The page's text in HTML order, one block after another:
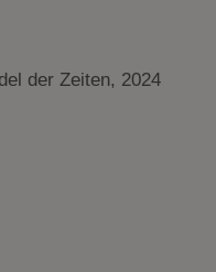
der Zeiten, 2024